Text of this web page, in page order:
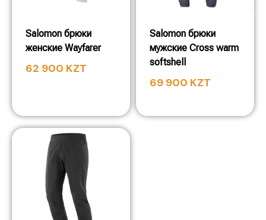
Salomon брюки
женские Wayfarer
62 900 KZT
Salomon брюки
мужские Cross warm
softshell
69 900 KZT